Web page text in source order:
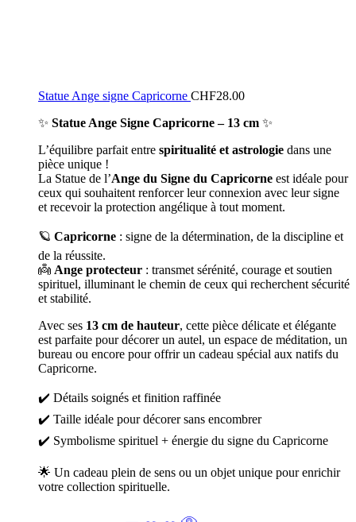
Statue Ange signe Capricorne CHF28.00
✨ Statue Ange Signe Capricorne – 13 cm ✨
L’équilibre parfait entre spiritualité et astrologie dans une
pièce unique !
La Statue de l’Ange du Signe du Capricorne est idéale pour
ceux qui souhaitent renforcer leur connexion avec leur signe
et recevoir la protection angélique à tout moment.
🪐 Capricorne : signe de la détermination, de la discipline et
de la réussite.
👼 Ange protecteur : transmet sérénité, courage et soutien
spirituel, illuminant le chemin de ceux qui recherchent sécurité
et stabilité.
Avec ses 13 cm de hauteur, cette pièce délicate et élégante
est parfaite pour décorer un autel, un espace de méditation, un
bureau ou encore pour offrir un cadeau spécial aux natifs du
Capricorne.
✔️ Détails soignés et finition raffinée
✔️ Taille idéale pour décorer sans encombrer
✔️ Symbolisme spirituel + énergie du signe du Capricorne
🌟 Un cadeau plein de sens ou un objet unique pour enrichir
votre collection spirituelle.